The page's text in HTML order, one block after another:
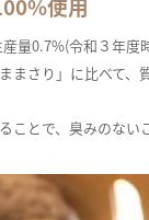
使用
量0.7%(令和３年度
まさり」に比べて
とで、臭みのない